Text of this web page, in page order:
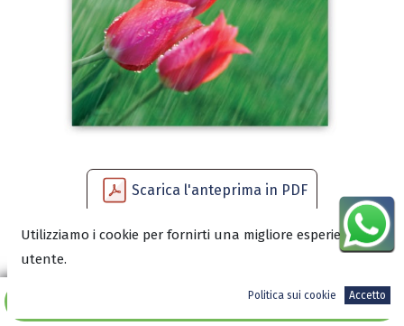
Aggiungi al carrello
Scarica l'anteprima in PDF
Utilizziamo i cookie per fornirti una migliore esperienza
utente.
Politica sui cookie Accetto